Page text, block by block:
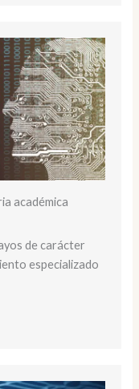
académica
de carácter
especializado